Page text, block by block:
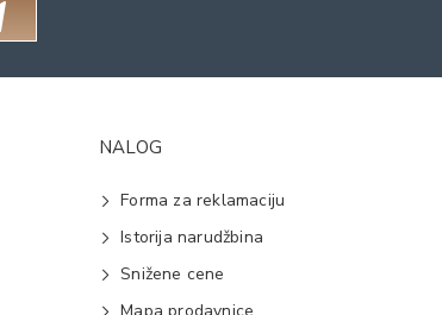
NALOG
Forma za reklamaciju
Istorija narudžbina
Snižene cene